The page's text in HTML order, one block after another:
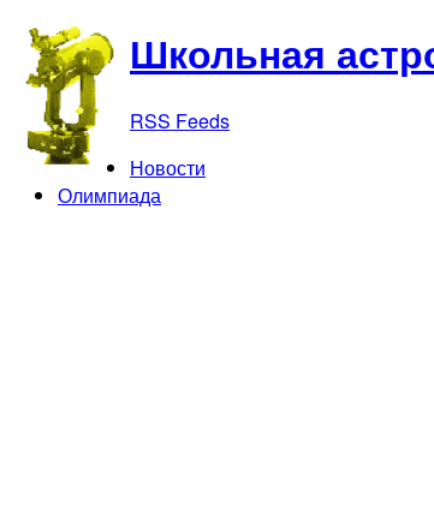
Школьная
RSS Feeds
Новости
Олимпиада